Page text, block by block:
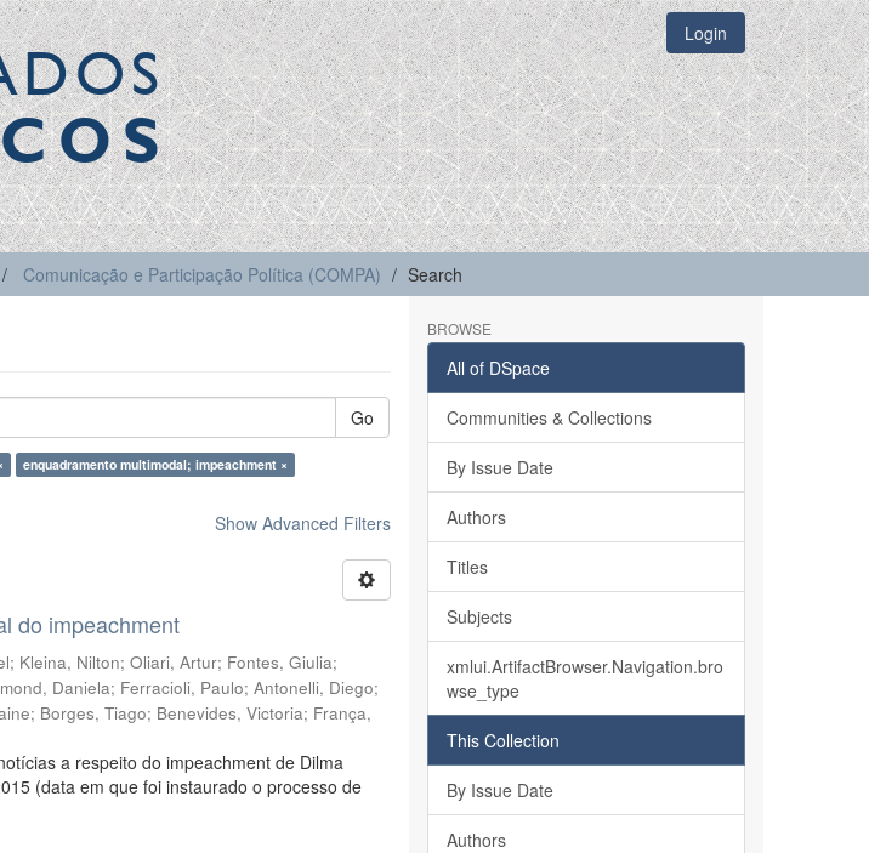
Login
Comunicação e Participação Política (COMPA) Search
Go
enquadramento multimodal; impeachment ×
Show Advanced Filters
do impeachment
; Kleina, Nilton;Oliari, Artur; Fontes, Giulia;
Daniela; Ferracioli, Paulo;Antonelli, Diego;
; Borges, Tiago; Benevides, Victoria; França,
a respeito do impeachment de Dilma
(data em que foi instaurado o processo de
BROWSE
All of DSpace
Communities & Collections
By Issue Date
Authors
Titles
Subjects
xmlui.ArtifactBrowser.Navigation.bro
wse_type
This Collection
By Issue Date
Authors